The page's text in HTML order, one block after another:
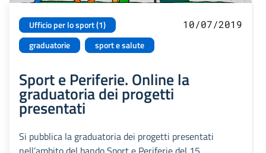
Ufficio per lo sport (1)
graduatorie
sport e salute
10/07/2019
Sport e Periferie. Online la
graduatoria dei progetti
presentati
Si pubblica la graduatoria dei progetti presentati